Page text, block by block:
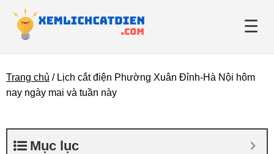
☰
Giới thiệu
Tin tức
Trang chủ / Lịch cắt điện Phường Xuân Đỉnh-Hà Nội hôm
nay ngày mai và tuần này
Mục lục